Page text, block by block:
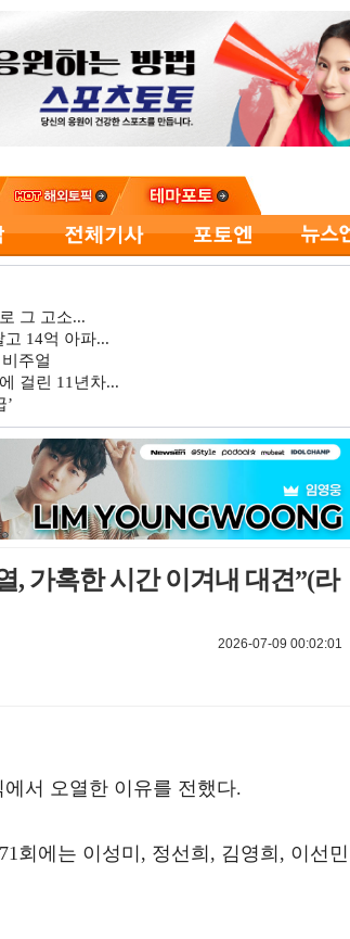
그 고소...
14억 아파...
주얼
걸린 11년차...
’
, 가혹한 시간 이겨내 대견”(라
2026-07-09 00:02:01
서 오열한 이유를 전했다.
회에는 이성미, 정선희, 김영희, 이선민